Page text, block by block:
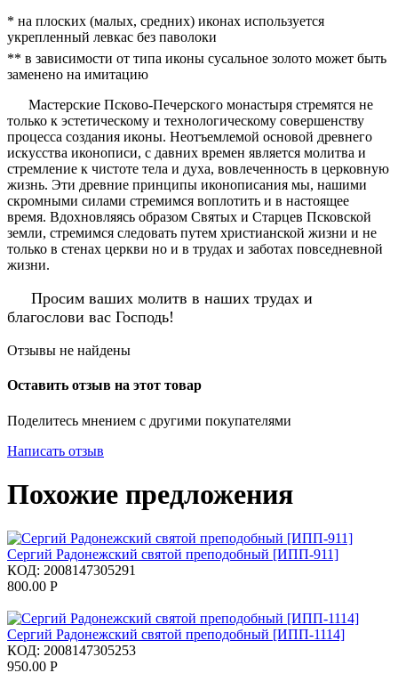
* на плоских (малых, средних) иконах используется
укрепленный левкас без паволоки
** в зависимости от типа иконы сусальное золото может быть
заменено на имитацию
Мастерские Псково-Печерского монастыря стремятся не
только к эстетическому и технологическому совершенству
процесса создания иконы. Неотъемлемой основой древнего
искусства иконописи, с давних времен является молитва и
стремление к чистоте тела и духа, вовлеченность в церковную
жизнь. Эти древние принципы иконописания мы, нашими
скромными силами стремимся воплотить и в настоящее
время. Вдохновляясь образом Святых и Старцев Псковской
земли, стремимся следовать путем христианской жизни и не
только в стенах церкви но и в трудах и заботах повседневной
жизни.
Просим ваших молитв в наших трудах и
благослови вас Господь!
Отзывы не найдены
Оставить отзыв на этот товар
Поделитесь мнением с другими покупателями
Написать отзыв
Похожие предложения
Сергий Радонежский святой преподобный [ИПП-911]
КОД: 2008147305291
800.00 Р
Сергий Радонежский святой преподобный [ИПП-1114]
КОД: 2008147305253
950.00 Р